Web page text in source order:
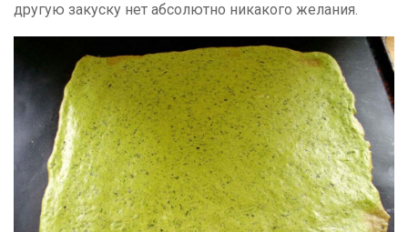
другую закуску нет абсолютно никакого желания.